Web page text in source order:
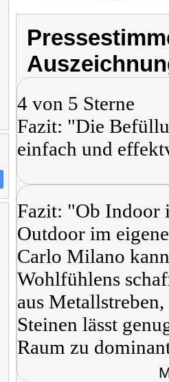
4 von 5 Sterne
Fazit: "Die
einfach und
Fazit: "Ob Indoor
Outdoor im
Carlo Milano
Wohlfühlens
aus
Steinen lässt
Raum zu